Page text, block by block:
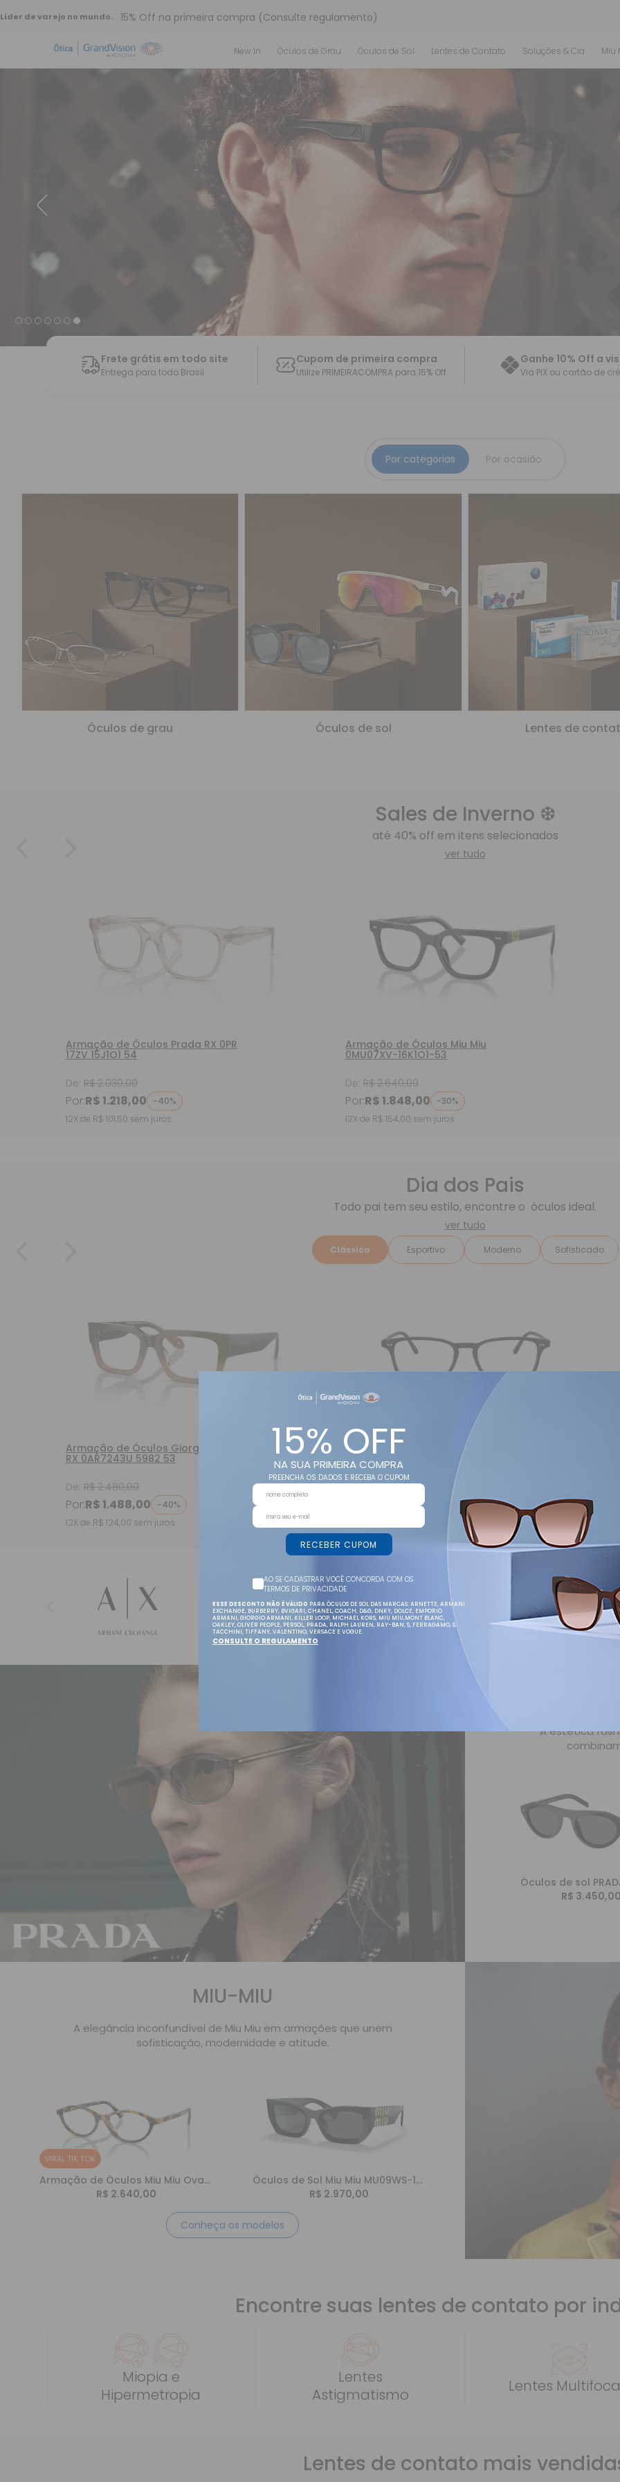
Líder de varejo no mundo.
32% off no combo - cons. reg.
Frete grátis em todo o site
10% off pagamentoà vista ou PIX
Entrega para todo Brasil
15% Off na primeira compra (Consulte regulamento)
32% off no combo - cons. reg.
New In Óculos de Grau Óculos de Sol Lentes de Contato Soluções & Cia Miu
15% OFF
NA SUA PRIMEIRA COMPRA
PREENCHA OS DADOS E RECEBA O CUPOM
RECEBER CUPOM
AO SE CADASTRAR VOCÊ CONCORDA COM OS
TERMOS DE PRIVACIDADE
ESSE DESCONTO NÃO É VÁLIDO PARA ÓCULOS DE SOL DAS MARCAS: ARNETTE, ARMANI
EXCHANGE, BURBERRY, BVIGARI, CHANEL, COACH, D&G, DNKY, DOLCE, EMPORIO
ARMANI, GIORGIO ARMANI, KILLER LOOP, MICHAEL KORS, MIU MIU,MONT BLANC,
OAKLEY, OLIVER PEOPLE, PERSOL, PRADA, RALPH LAUREN, RAY-BAN, S, FERRAGAMO, S.
TACCHINI, TIFFANY, VALENTINO, VERSACE E VOGUE.
CONSULTE O REGULAMENTO
Frete grátis em todo site
Entrega para todo Brasil
Cupom de primeira compra
Utilize PRIMEIRACOMPRA para 15% Off
Ganhe 10% Off a
Via PIX ou cartão de
Por categorias Por ocasião
Óculos de grau Óculos de sol Lentes de
Sales de Inverno ❆
até 40% off em itens selecionados
ver tudo
Armação de Óculos Prada RX 0PR
17ZV 15J1O1 54
De:R$ 2.030,00
Por:R$ 1.218,00 -40%
12X de R$ 101,50 sem juros
Armação de Óculos Miu Miu
0MU07XV-16K1O1-53
De:R$ 2.640,00
Por:R$ 1.848,00 -30%
12X de R$ 154,00 sem juros
Dia dos Pais
Todo pai tem seu estilo, encontre o  óculos ideal.
ver tudo
Clássico Esportivo Moderno Sofisticado
Armação de Óculos Giorgio Armani
RX 0AR7243U 5982 53
De:R$ 2.480,00
Por:R$ 1.488,00 -40%
12X de R$ 124,00 sem juros
Armação de Óculos Oliver People
0OV5427U 1465 55
De:R$ 2.830,00
R$ 1.981,00
-30%
sem juros
Óculos de sol
R$ 3.450,00
A estética
Armação de Óculos Miu Miu Oval MU09XV
R$ 2.640,00
VIRAL TIK TOK
Óculos de Sol Miu Miu MU09WS-1AB5S0-53
R$ 2.970,00
MIU-MIU
A elegância inconfundível de Miu Miu em armações que unem
sofisticação, modernidade e atitude.
Conheça os modelos
Encontre suas lentes de contato por
Miopia e
Hipermetropia
Lentes
Astigmatismo
Lentes
Lentes de contato mais